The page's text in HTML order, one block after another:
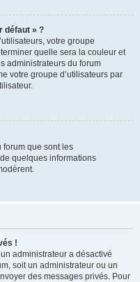
défaut » ?
votre groupe
quelle sera la couleur et
administrateurs du forum
votre groupe d’utilisateurs par
forum que sont les
quelques informations
!
administrateur a désactivé
soit un administrateur ou un
des messages privés. Pour